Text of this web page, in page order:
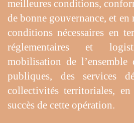
meilleures conditions,
de bonne gouvernance, et en
conditions nécessaires en
réglementaires et
mobilisation de l’ensemble
publiques, des services
collectivités territoriales,
succès de cette opération.